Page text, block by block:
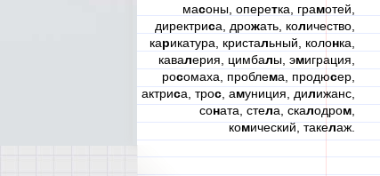
масоны, оперетка, грамотей,
директриса, дрожать, количество,
карикатура, кристальный, колонка,
кавалерия, цимбалы, эмиграция,
росомаха, проблема, продюсер,
актриса, трос, амуниция, дилижанс,
соната, стела, скалодром,
комический, такелаж.